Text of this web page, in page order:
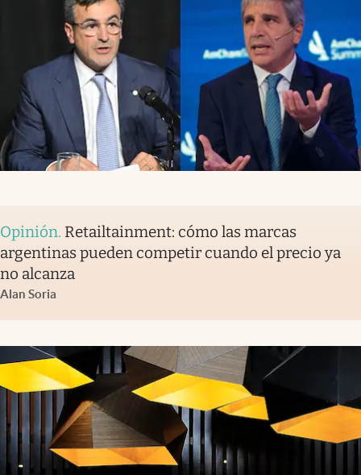
Opinión. Retailtainment: cómo las marcas
argentinas pueden competir cuando el precio ya
no alcanza
Alan Soria